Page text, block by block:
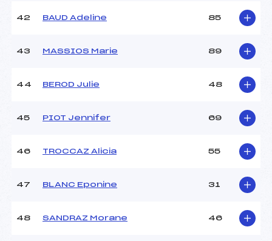
42 BAUD Adeline 85
43 MASSIOS Marie 89
44 BEROD Julie 48
45 PIOT Jennifer 69
46 TROCCAZ Alicia 55
47 BLANC Eponine 31
48 SANDRAZ Morane 46